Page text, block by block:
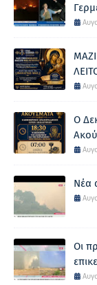
Ο
Νέα
Οι